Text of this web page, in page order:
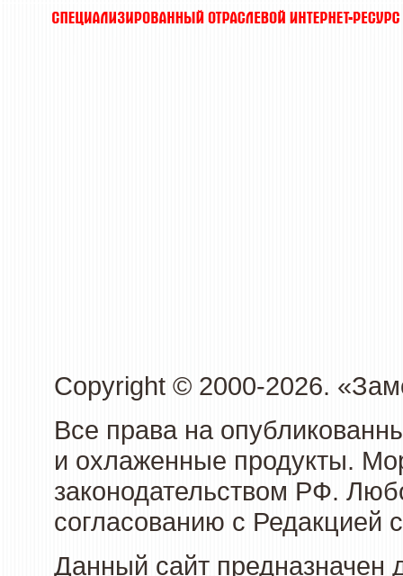
Copyright © 2000-2026.
Все права на
и охлаженные продукты.
законодательством РФ.
согласованию с Редакцией
Данный сайт предназначен